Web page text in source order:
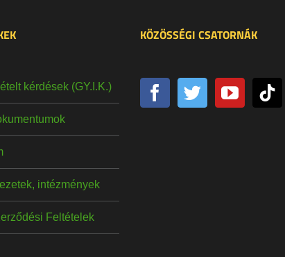
kérdések (GY.I.K.)
intézmények
Feltételek
KÖZÖSSÉGI CSATORNÁK